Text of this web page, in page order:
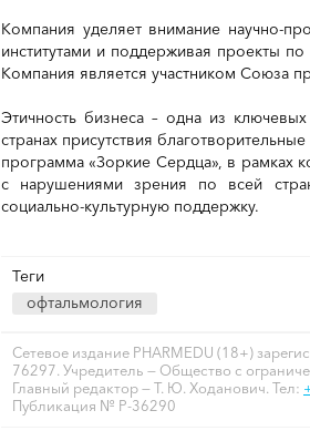
Компания уделяет внимание научно-
институтами и поддерживая проекты
Компания является участником Союза
Этичность бизнеса – одна из
странах присутствия
программа «Зоркие Сердца», в рамках
с нарушениями зрения по всей
социально-культурную поддержку.
Теги
офтальмология
Сетевое издание PHARMEDU (18+)
76297. Учредитель — Общество с
Главный редактор — Т. Ю. Ходанович. Тел:
Публикация № P-36290